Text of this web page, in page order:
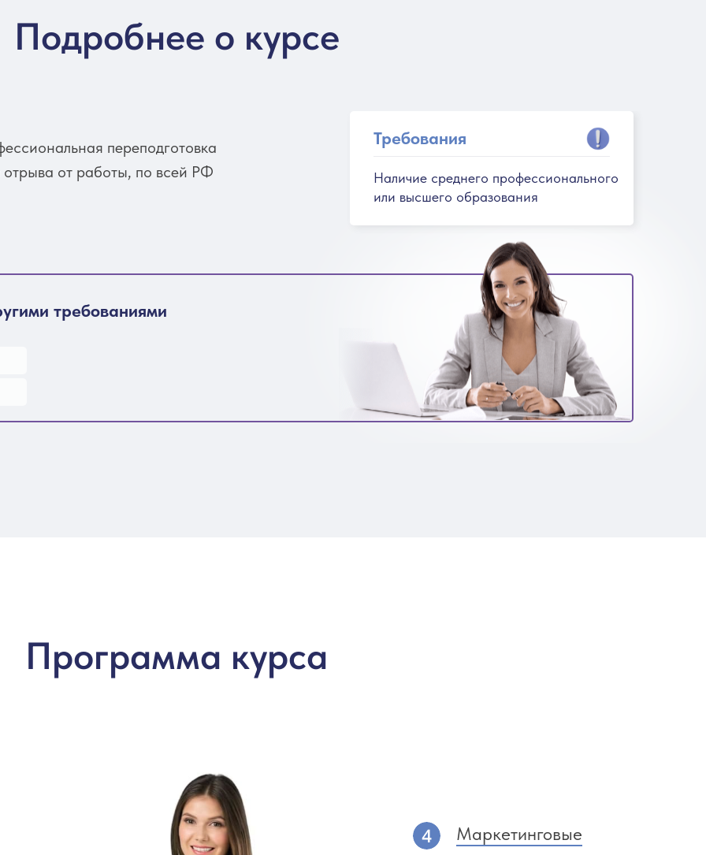
Подробнее о курсе
переподготовка
от работы, по всей РФ
требованиями
Наличие среднего профессионального
или высшего образования
Требования
Программа курса
Маркетинговые